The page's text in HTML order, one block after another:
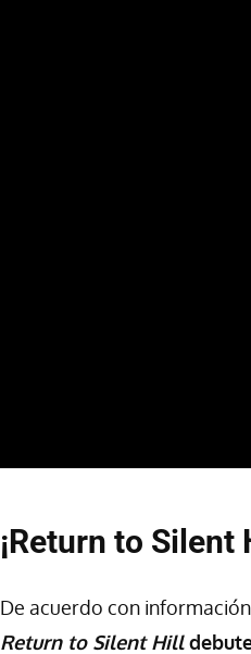
¡Return to
De acuerdo con
Return to Silent Hill